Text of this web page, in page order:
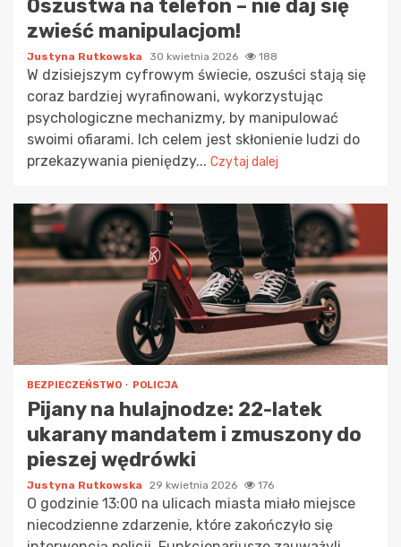
Oszustwa na telefon – nie daj się
zwieść manipulacjom!
Justyna Rutkowska 30 kwietnia 2026 188
W dzisiejszym cyfrowym świecie, oszuści stają się
coraz bardziej wyrafinowani, wykorzystując
psychologiczne mechanizmy, by manipulować
swoimi ofiarami. Ich celem jest skłonienie ludzi do
przekazywania pieniędzy... Czytaj dalej
BEZPIECZEŃSTWO POLICJA
Pijany na hulajnodze: 22-latek
ukarany mandatem i zmuszony do
pieszej wędrówki
Justyna Rutkowska 29 kwietnia 2026 176
O godzinie 13:00 na ulicach miasta miało miejsce
niecodzienne zdarzenie, które zakończyło się